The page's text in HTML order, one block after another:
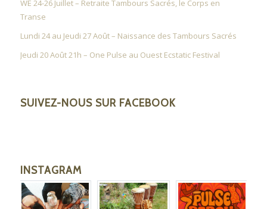
WE 24-26 Juillet – Retraite Tambours Sacrés, le Corps en
Transe
Lundi 24 au Jeudi 27 Août – Naissance des Tambours Sacrés
Jeudi 20 Août 21h – One Pulse au Ouest Ecstatic Festival
SUIVEZ-NOUS SUR FACEBOOK
INSTAGRAM